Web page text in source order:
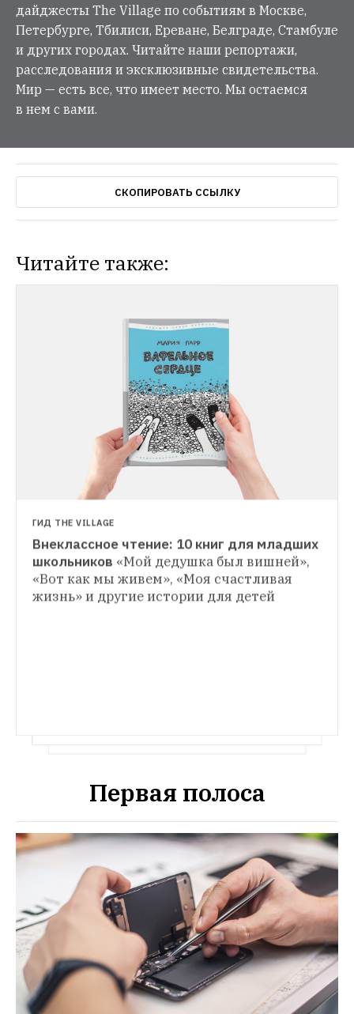
дайджесты The Village по событиям в Москве,
Петербурге, Тбилиси, Ереване, Белграде, Стамбуле
и других городах. Читайте наши репортажи,
расследования и эксклюзивные свидетельства.
Мир — есть все, что имеет место. Мы остаемся
в нем с вами.
СКОПИРОВАТЬ ССЫЛКУ
Читайте также:
ГИД THE VILLAGE
Как родители придумали и запустили
«Я ищу лучшую школу в мире» История
Александра Мурашева, который ездит по
миру и пишет книгу о самых
ГИД THE VILLAGE
Внеклассное чтение: 10 книг для младших
школьников «Мой дедушка был вишней»,
«Вот как мы живем», «Моя счастливая
жизнь» и другие истории для детей
Первая полоса